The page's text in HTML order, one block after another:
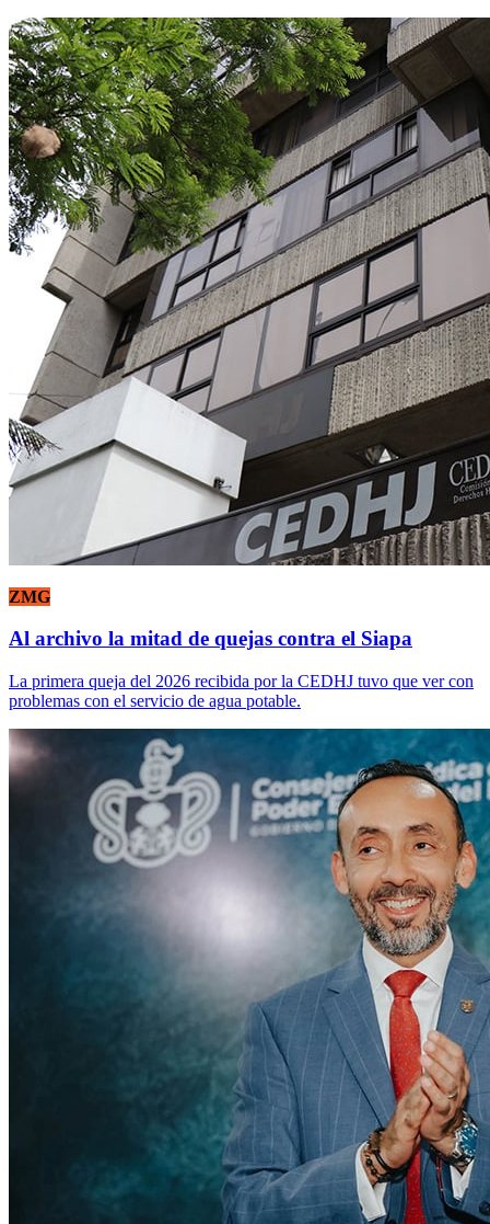
ZMG
Al archivo la mitad de quejas contra el Siapa
La primera queja del 2026 recibida por la CEDHJ tuvo que ver con
problemas con el servicio de agua potable.